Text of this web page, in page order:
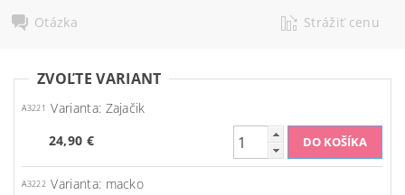
Otázka
Strážiť cenu
ZVOĽTE VARIANT
A3221
Varianta: Zajačik
24,90 €
A3222 Varianta: macko